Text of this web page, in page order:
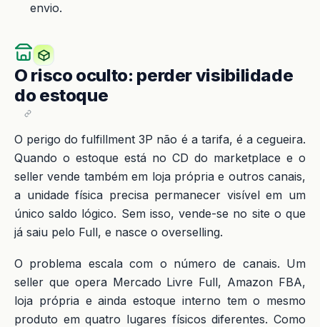
envio.
O risco oculto: perder visibilidade
do estoque
O perigo do fulfillment 3P não é a tarifa, é a cegueira.
Quando o estoque está no CD do marketplace e o
seller vende também em loja própria e outros canais,
a unidade física precisa permanecer visível em um
único saldo lógico. Sem isso, vende-se no site o que
já saiu pelo Full, e nasce o overselling.
O problema escala com o número de canais. Um
seller que opera Mercado Livre Full, Amazon FBA,
loja própria e ainda estoque interno tem o mesmo
produto em quatro lugares físicos diferentes. Como